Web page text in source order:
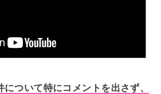
ついて特にコメントを出さず、